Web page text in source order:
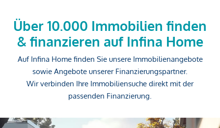
Über 10.000 Immobilien finden
& finanzieren auf Infina Home
Auf Infina Home finden Sie unsere Immobilienangebote
sowie Angebote unserer Finanzierungspartner.
Wir verbinden Ihre Immobiliensuche direkt mit der
passenden Finanzierung.